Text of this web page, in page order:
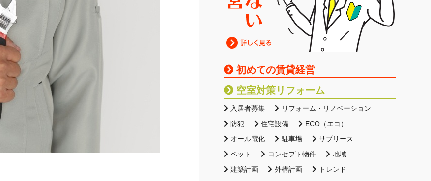
初めての賃貸経営
空室対策リフォーム
入居者募集
リフォーム・リノベーション
防犯
住宅設備
ECO（エコ）
オール電化
駐車場
サブリース
ペット
コンセプト物件
地域
建築計画
外構計画 トレンド